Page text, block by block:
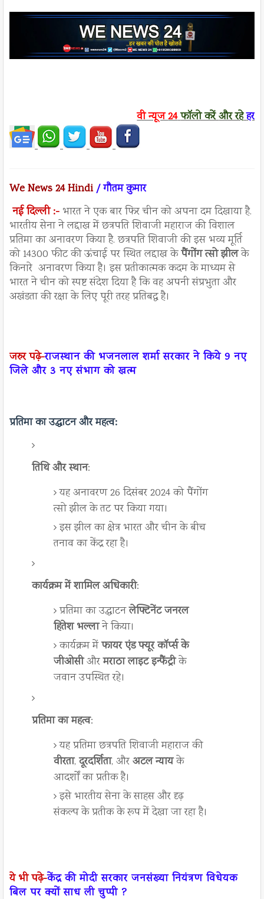
वी न्यूज24फॉलो करेंऔर रहेहर
We News 24 Hindi/ गौतम कुमार
नई दिल्ली :- भारत ने एक बार फिर चीन को अपना दम दिखाया है.
भारतीय सेना ने लद्दाख में छत्रपति शिवाजी महाराज की विशाल
प्रतिमा का अनावरण किया है. छत्रपति शिवाजी की इस भव्य मूर्ति
को 14300 फीट की ऊंचाई पर स्थित लद्दाख केपैंगोंग त्सो झीलके
किनारे अनावरण किया है। इस प्रतीकात्मक कदम के माध्यम से
भारत ने चीन को स्पष्ट संदेश दिया है कि वह अपनी संप्रभुता और
अखंडता की रक्षा के लिए पूरी तरह प्रतिबद्ध है।
जरुर पढ़े-राजस्थान की भजनलाल शर्मा सरकार ने किये 9 नए
जिले और 3 नए संभाग को खत्म
प्रतिमा का उद्घाटन और महत्व:
तिथि और स्थान:
यह अनावरण 26 दिसंबर 2024 को पैंगोंग
त्सो झील के तट पर किया गया।
इस झील का क्षेत्र भारत और चीन के बीच
तनाव का केंद्र रहा है।
कार्यक्रम में शामिल अधिकारी:
प्रतिमा का उद्घाटनलेफ्टिनेंट जनरल
हितेश भल्लाने किया।
कार्यक्रम मेंफायर एंड फ्यूर कॉर्प्स के
जीओसीऔरमराठा लाइट इन्फैंट्रीके
जवान उपस्थित रहे।
प्रतिमा का महत्व:
यह प्रतिमा छत्रपति शिवाजी महाराज की
वीरता,दूरदर्शिता, औरअटल न्यायके
आदर्शों का प्रतीक है।
इसे भारतीय सेना के साहस और दृढ़
संकल्प के प्रतीक के रूप में देखा जा रहा है।
ये भी पढ़े-केंद्र की मोदी सरकार जनसंख्या नियंत्रण विधेयक
बिल पर क्यों साध ली चुप्पी ?